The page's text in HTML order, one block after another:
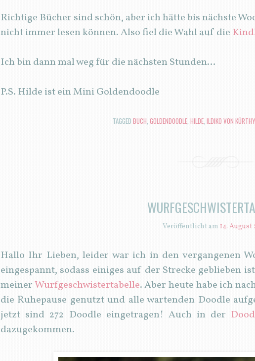
Richtige Bücher sind schön, aber ich hätte bis nächste
nicht immer lesen können. Also fiel die Wahl auf die
Ich bin dann mal weg für die nächsten Stunden…
P.S. Hilde ist ein Mini Goldendoodle
TAGGED BUCH, GOLDENDOODLE, HILDE, ILDIKO VON KÜRTHY
Veröffentlicht am 14. August
Hallo Ihr Lieben, leider war ich in den vergangenen
eingespannt, sodass einiges auf der Strecke geblieben
meinerWurfgeschwistertabelle. Aber heute habe ich
die Ruhepause genutzt und alle wartenden Doodle
jetzt sind 272 Doodle eingetragen! Auch in der
dazugekommen.